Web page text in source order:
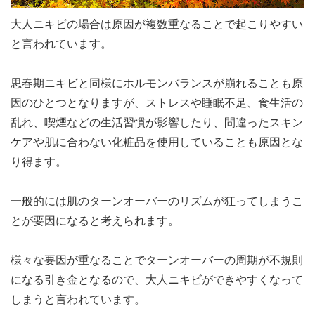
大人ニキビの場合は原因が複数重なることで起こりやすい
と言われています。
思春期ニキビと同様にホルモンバランスが崩れることも原
因のひとつとなりますが、ストレスや睡眠不足、食生活の
乱れ、喫煙などの生活習慣が影響したり、間違ったスキン
ケアや肌に合わない化粧品を使用していることも原因とな
り得ます。
一般的には肌のターンオーバーのリズムが狂ってしまうこ
とが要因になると考えられます。
様々な要因が重なることでターンオーバーの周期が不規則
になる引き金となるので、大人ニキビができやすくなって
しまうと言われています。